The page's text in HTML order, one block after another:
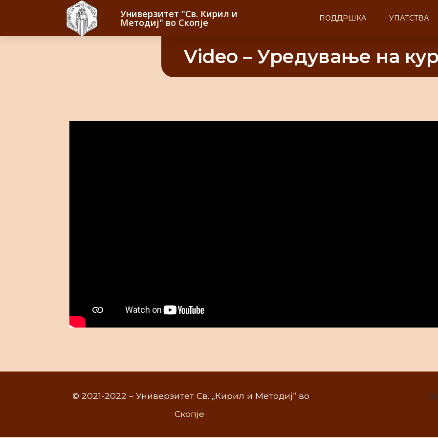
Универзитет "Св. Кирил и
Методиј" во Скопје ПОДДРШКА УПАТСТВА
Video – Уредување на
© 2021-2022 – Универзитет Св. „Кирил и Методиј“ во
Скопје